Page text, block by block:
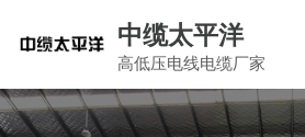
中缆太平洋
高低压电线电缆厂家